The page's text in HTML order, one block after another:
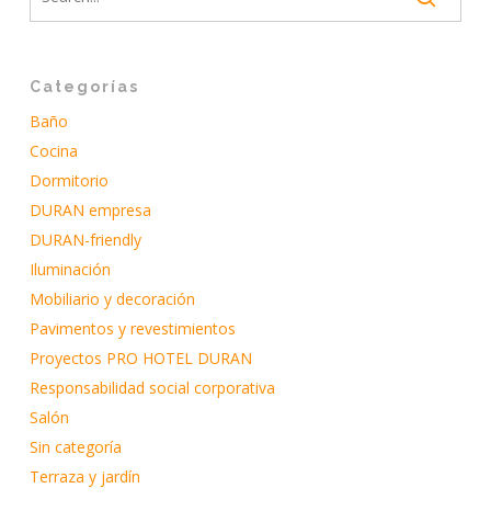
Categorías
Baño
Cocina
Dormitorio
DURAN empresa
DURAN-friendly
Iluminación
Mobiliario y decoración
Pavimentos y revestimientos
Proyectos PRO HOTEL DURAN
Responsabilidad social corporativa
Salón
Sin categoría
Terraza y jardín